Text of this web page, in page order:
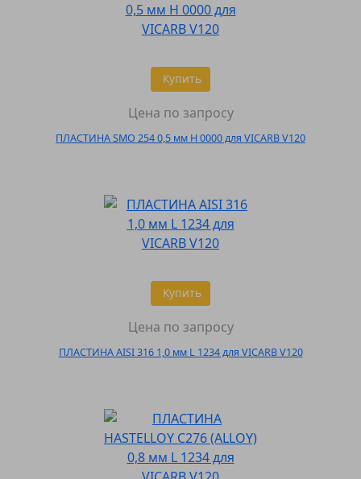
Купить
Цена по запросу
ПЛАСТИНА SMO 254 0,5 мм H 0000 для VICARB V120
Купить
Цена по запросу
ПЛАСТИНА AISI 316 1,0 мм L 1234 для VICARB V120